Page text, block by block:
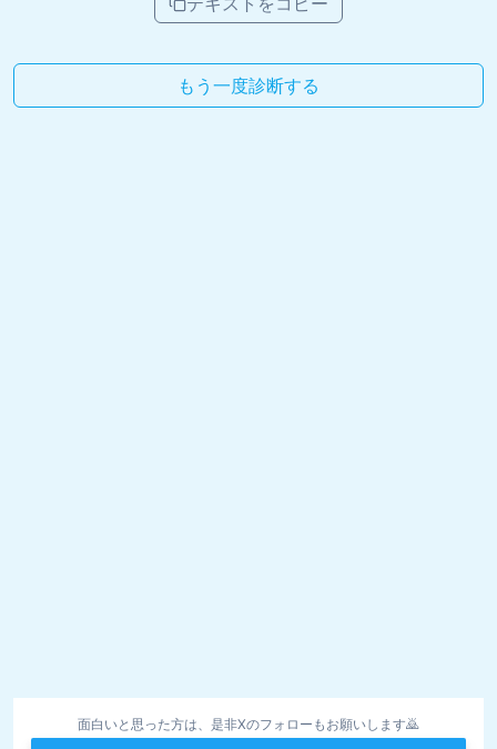
もう一度診断する
面白いと思った方は、是非Xのフォローもお願いします🙇